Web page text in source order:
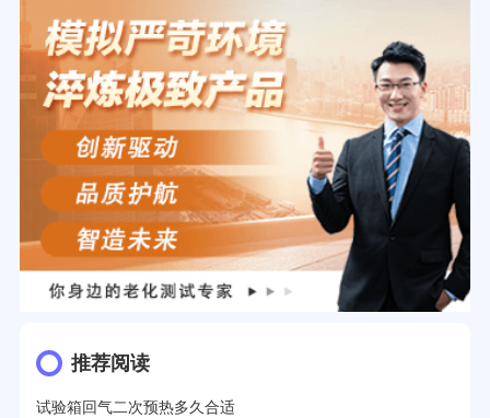
推荐阅读
试验箱回气二次预热多久合适